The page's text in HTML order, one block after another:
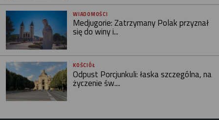
WIADOMOŚCI
Medjugorie: Zatrzymany Polak przyznał
się do winy i...
KOŚCIÓŁ
Odpust Porcjunkuli: łaska szczególna, na
życzenie św....